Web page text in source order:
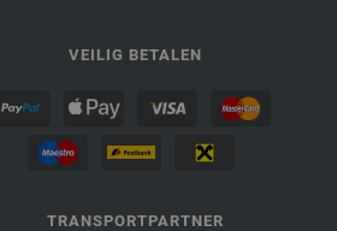
VEILIG BETALEN
TRANSPORTPARTNER